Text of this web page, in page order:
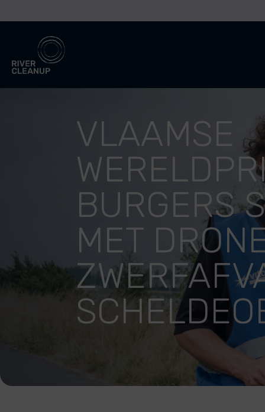
River Cleanup
VLAAMSE
BURGERS
MET